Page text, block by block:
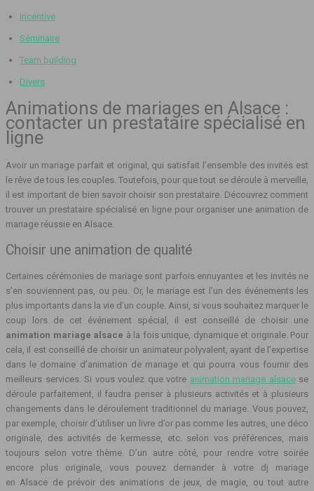
Incentive
Séminaire
Team building
Divers
Animations de mariages en Alsace :
contacter un prestataire spécialisé en
ligne
Avoir un mariage parfait et original, qui satisfait l’ensemble des invités est
le rêve de tous les couples. Toutefois, pour que tout se déroule à merveille,
il est important de bien savoir choisir son prestataire. Découvrez comment
trouver un prestataire spécialisé en ligne pour organiser une animation de
mariage réussie en Alsace.
Choisir une animation de qualité
Certaines cérémonies de mariage sont parfois ennuyantes et les invités ne
s’en souviennent pas, ou peu. Or, le mariage est l’un des événements les
plus importants dans la vie d’un couple. Ainsi, si vous souhaitez marquer le
coup lors de cet événement spécial, il est conseillé de choisir une
animation mariage alsace à la fois unique, dynamique et originale. Pour
cela, il est conseillé de choisir un animateur polyvalent, ayant de l’expertise
dans le domaine d’animation de mariage et qui pourra vous fournir des
meilleurs services. Si vous voulez que votre animation mariage alsacese
déroule parfaitement, il faudra penser à plusieurs activités et à plusieurs
changements dans le déroulement traditionnel du mariage. Vous pouvez,
par exemple, choisir d’utiliser un livre d’or pas comme les autres, une déco
originale, des activités de kermesse, etc. selon vos préférences, mais
toujours selon votre thème. D’un autre côté, pour rendre votre soirée
encore plus originale, vous pouvez demander à votre dj mariage
en Alsace de prévoir des animations de jeux, de magie, ou tout autre